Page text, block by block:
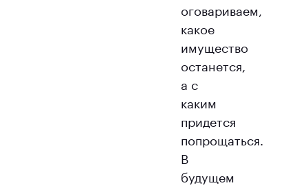
оговариваем,
какое
имущество
останется,
а с
каким
придется
попрощаться.
В
будущем